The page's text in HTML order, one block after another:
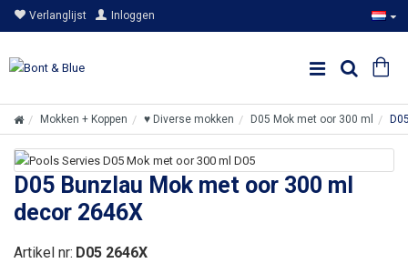
Verlanglijst Inloggen
Mokken + Koppen ♥ Diverse mokken D05 Mok met oor 300 ml
D05 Bunzlau Mok met oor 300 ml
decor 2646X
Artikel nr: D05 2646X